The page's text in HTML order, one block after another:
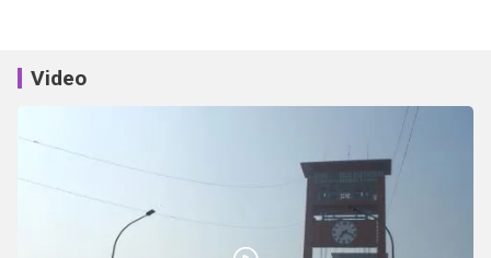
Video